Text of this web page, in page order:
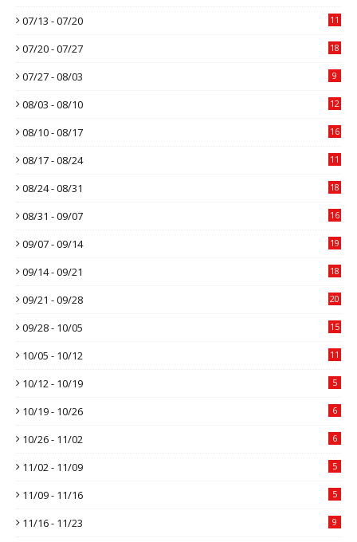
07/13 - 07/20 11
07/20 - 07/27 18
07/27 - 08/03 9
08/03 - 08/10 12
08/10 - 08/17 16
08/17 - 08/24 11
08/24 - 08/31 18
08/31 - 09/07 16
09/07 - 09/14 19
09/14 - 09/21 18
09/21 - 09/28 20
09/28 - 10/05 15
10/05 - 10/12 11
10/12 - 10/19 5
10/19 - 10/26 6
10/26 - 11/02 6
11/02 - 11/09 5
11/09 - 11/16 5
11/16 - 11/23 9